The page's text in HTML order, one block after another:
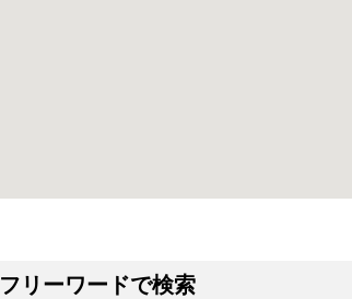
フリーワードで検索